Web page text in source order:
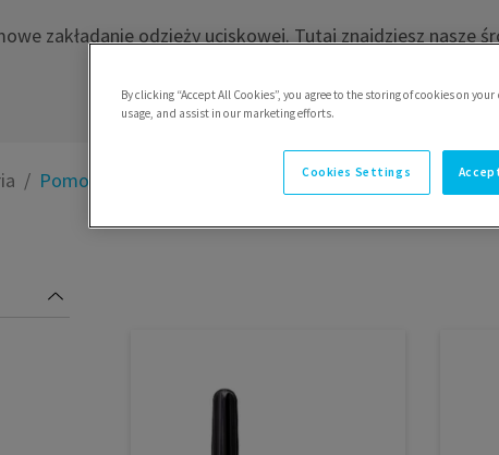
zakładanie odzieży uciskowej. Tutaj znajdziesz nasze
Pomoce do zakładania i ściągania
By clicking “Accept All Cookies”, you agree to the storing of cookies on
usage, and assist in our marketing efforts.
Cookies Settings